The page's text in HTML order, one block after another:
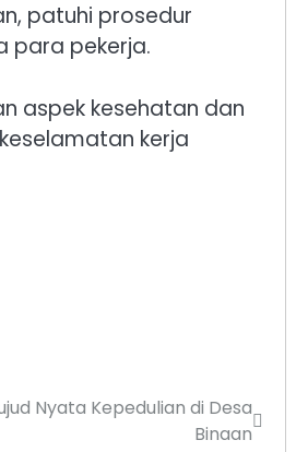
patuhi prosedur
para pekerja.
aspek kesehatan dan
kerja
Nyata Kepedulian di Desa
Binaan